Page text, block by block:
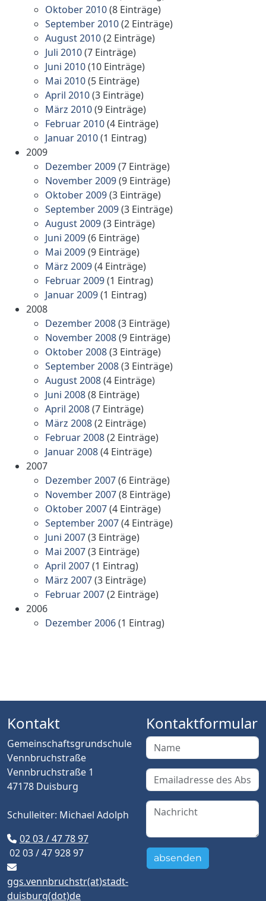
Oktober 2010(8 Einträge)
September 2010(2 Einträge)
August 2010(2 Einträge)
Juli 2010(7 Einträge)
Juni 2010(10 Einträge)
Mai 2010(5 Einträge)
April 2010(3 Einträge)
März 2010(9 Einträge)
Februar 2010(4 Einträge)
Januar 2010(1 Eintrag)
2009
Dezember 2009(7 Einträge)
November 2009(9 Einträge)
Oktober 2009(3 Einträge)
September 2009(3 Einträge)
August 2009(3 Einträge)
Juni 2009(6 Einträge)
Mai 2009(9 Einträge)
März 2009(4 Einträge)
Februar 2009(1 Eintrag)
Januar 2009(1 Eintrag)
2008
Dezember 2008(3 Einträge)
November 2008(9 Einträge)
Oktober 2008(3 Einträge)
September 2008(3 Einträge)
August 2008(4 Einträge)
Juni 2008(8 Einträge)
April 2008(7 Einträge)
März 2008(2 Einträge)
Februar 2008(2 Einträge)
Januar 2008(4 Einträge)
2007
Dezember 2007(6 Einträge)
November 2007(8 Einträge)
Oktober 2007(4 Einträge)
September 2007(4 Einträge)
Juni 2007(3 Einträge)
Mai 2007(3 Einträge)
April 2007(1 Eintrag)
März 2007(3 Einträge)
Februar 2007(2 Einträge)
2006
Dezember 2006(1 Eintrag)
Kontakt
Gemeinschaftsgrundschule
Vennbruchstraße
Vennbruchstraße 1
47178 Duisburg
Schulleiter: Michael Adolph
02 03 / 47 78 97
02 03 / 47 928 97
ggs.vennbruchstr(at)stadt-
duisburg(dot)de
Kontaktformular
absenden